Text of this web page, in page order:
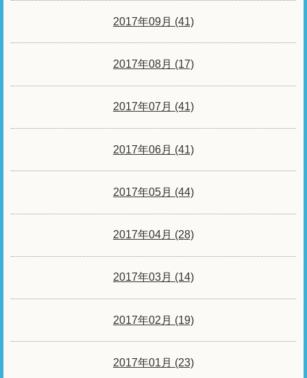
2017年09月 (41)
2017年08月 (17)
2017年07月 (41)
2017年06月 (41)
2017年05月 (44)
2017年04月 (28)
2017年03月 (14)
2017年02月 (19)
2017年01月 (23)